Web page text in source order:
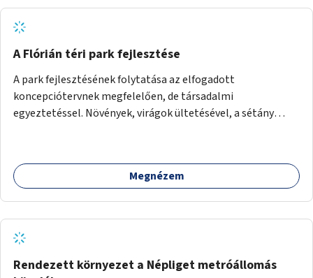
A Flórián téri park fejlesztése
A park fejlesztésének folytatása az elfogadott
koncepciótervnek megfelelően, de társadalmi
egyeztetéssel. Növények, virágok ültetésével, a sétány
Megnézem
Rendezett környezet a Népliget metróállomás